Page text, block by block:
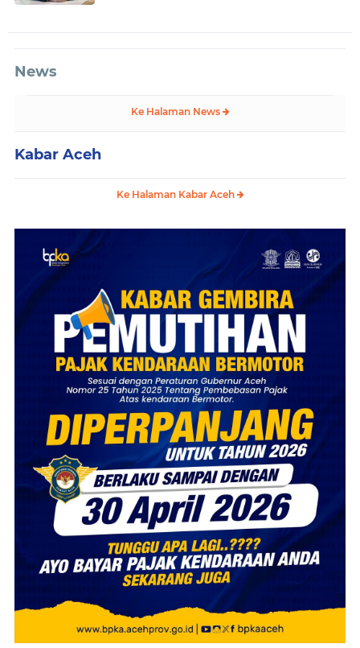
News
Ke Halaman News
Kabar Aceh
Ke Halaman Kabar Aceh